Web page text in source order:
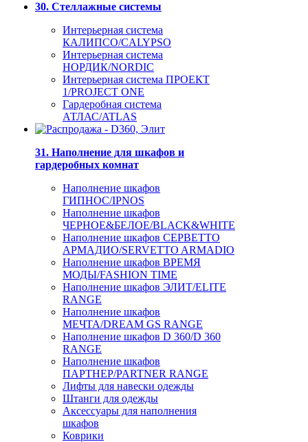
30. Стеллажные системы
Интерьерная система
КАЛИПСО/CALYPSO
Интерьерная система
НОРДИК/NORDIC
Интерьерная система ПРОЕКТ
1/PROJECT ONE
Гардеробная система
АТЛАС/ATLAS
31. Наполнение для шкафов и
гардеробных комнат
Наполнение шкафов
ГИПНОС/IPNOS
Наполнение шкафов
ЧЕРНОЕ&БЕЛОЕ/BLACK&WHITE
Наполнение шкафов СЕРВЕТТО
АРМАДИО/SERVETTO ARMADIO
Наполнение шкафов ВРЕМЯ
МОДЫ/FASHION TIME
Наполнение шкафов ЭЛИТ/ELITE
RANGE
Наполнение шкафов
МЕЧТА/DREAM GS RANGE
Наполнение шкафов D 360/D 360
RANGE
Наполнение шкафов
ПАРТНЕР/PARTNER RANGE
Лифты для навески одежды
Штанги для одежды
Аксессуары для наполнения
шкафов
Коврики